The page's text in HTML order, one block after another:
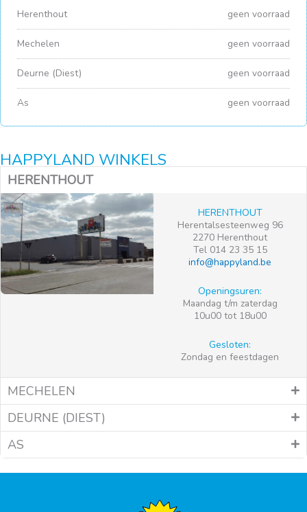
Herenthout geen voorraad
Mechelen geen voorraad
Deurne (Diest) geen voorraad
As geen voorraad
HAPPYLAND WINKELS
HERENTHOUT
HERENTHOUT
Herentalsesteenweg 96
2270 Herenthout
Tel 014 23 35 15
info@happyland.be
Openingsuren:
Maandag t/m zaterdag
10u00 tot 18u00
Gesloten:
Zondag en feestdagen
MECHELEN
DEURNE (DIEST)
AS